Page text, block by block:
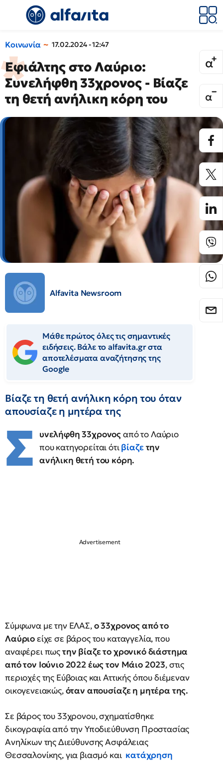
Κοινωνία 17.02.2024 - 12:47
Εφιάλτης στο Λαύριο:
Συνελήφθη 33χρονος - Βίαζε
τη θετή ανήλικη κόρη του
Alfavita Newsroom
Μάθε πρώτος όλες τις σημαντικές
ειδήσεις. Βάλε το alfavita.gr στα
αποτελέσματα αναζήτησης της
Google
Βίαζε τη θετή ανήλικη κόρη του όταν
απουσίαζε η μητέρα της
Σ υνελήφθη 33χρονοςαπό το Λαύριο
που κατηγορείται ότιβίαζετην
ανήλικη θετή του κόρη.
Σύμφωνα με την ΕΛΑΣ,ο 33χρονος από το
Λαύριοείχε σε βάρος του καταγγελία, που
αναφέρει πωςτην βίαζε το χρονικό διάστημα
από τον Ιούνιο 2022 έως τον Μάιο 2023, στις
περιοχές της Εύβοιας και Αττικής όπου διέμεναν
οικογενειακώς,όταν απουσίαζε η μητέρα της.
Σε βάρος του 33χρονου, σχηματίσθηκε
δικογραφία από την Υποδιεύθυνση Προστασίας
Ανηλίκων της Διεύθυνσης Ασφάλειας
Θεσσαλονίκης, για βιασμό και κατάχρηση